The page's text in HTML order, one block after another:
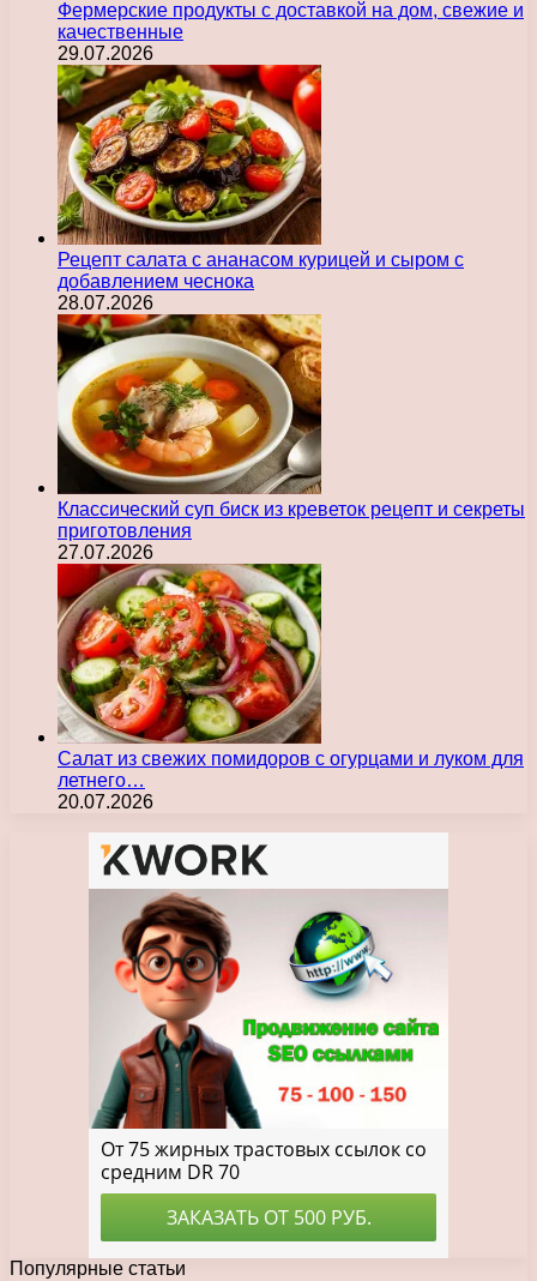
Фермерские продукты с доставкой на дом, свежие и
качественные
29.07.2026
Рецепт салата с ананасом курицей и сыром с
добавлением чеснока
28.07.2026
Классический суп биск из креветок рецепт и секреты
приготовления
27.07.2026
Салат из свежих помидоров с огурцами и луком для
летнего…
20.07.2026
Популярные статьи